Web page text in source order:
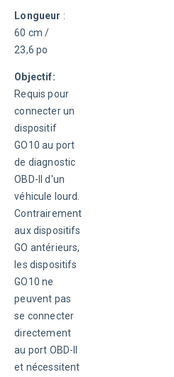
Longueur :
60 cm /
23,6 po
Objectif:
Requis pour
connecter un
dispositif
GO10 au port
de diagnostic
OBD-II d'un
véhicule lourd.
Contrairement
aux dispositifs
GO antérieurs,
les dispositifs
GO10 ne
peuvent pas
se connecter
directement
au port OBD-II
et nécessitent